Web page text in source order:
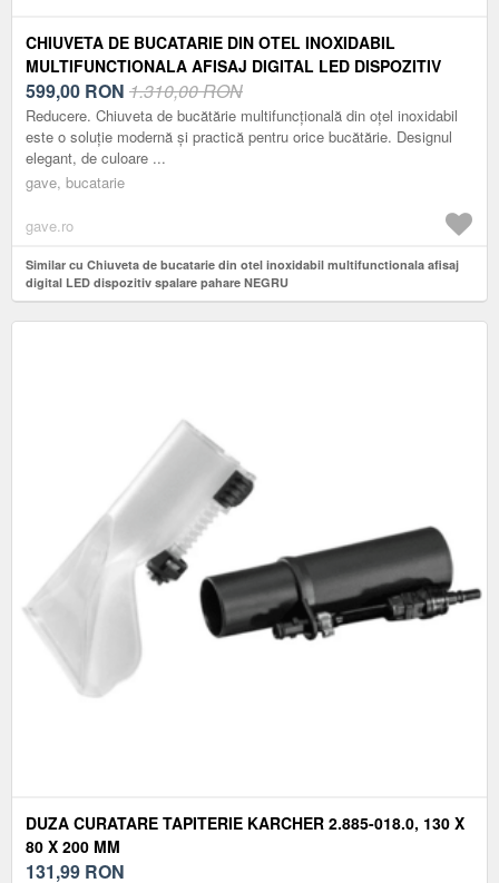
CHIUVETA DE BUCATARIE DIN OTEL INOXIDABIL
MULTIFUNCTIONALA AFISAJ DIGITAL LED DISPOZITIV
SPALARE PAHARE NEGRU
599,00 RON 1.310,00 RON
Reducere. Chiuveta de bucătărie multifuncțională din oțel inoxidabil
este o soluție modernă și practică pentru orice bucătărie. Designul
elegant, de culoare ...
gave, bucatarie
gave.ro
Similar cu Chiuveta de bucatarie din otel inoxidabil multifunctionala afisaj
digital LED dispozitiv spalare pahare NEGRU
DUZA CURATARE TAPITERIE KARCHER 2.885-018.0, 130 X
80 X 200 MM
131,99 RON